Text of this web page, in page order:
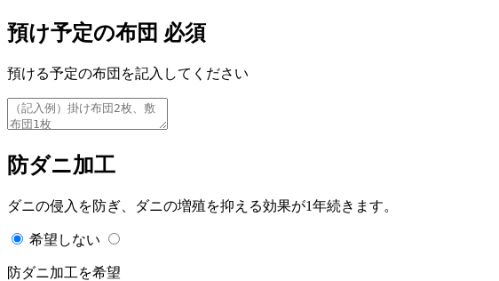
預け予定の布団 必須
預ける予定の布団を記入してください
防ダニ加工
ダニの侵入を防ぎ、ダニの増殖を抑える効果が1年続きます。
希望しない
防ダニ加工を希望